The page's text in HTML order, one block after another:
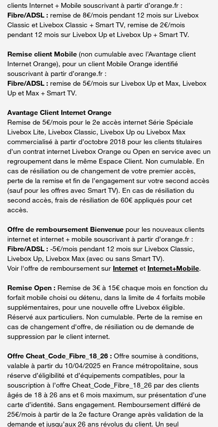
clients Internet + Mobile souscrivant à partir d’orange.fr :
Fibre/ADSL : remise de 8€/mois pendant 12 mois sur Livebox
Classic et Livebox Classic + Smart TV, remise de 2€/mois
pendant 12 mois sur Livebox Up et Livebox Up + Smart TV.
Remise client Mobile (non cumulable avec l’Avantage client
Internet Orange), pour un client Mobile Orange identifié
souscrivant à partir d’orange.fr :
Fibre/ADSL : remise de 5€/mois sur Livebox Up et Max, Livebox
Up et Max + Smart TV.
Avantage Client Internet Orange
Remise de 5€/mois pour le 2e accès internet Série Spéciale
Livebox Lite, Livebox Classic, Livebox Up ou Livebox Max
commercialisé à partir d’octobre 2018 pour les clients titulaires
d’un contrat internet Livebox Orange ou Open en service avec un
regroupement dans le même Espace Client. Non cumulable. En
cas de résiliation ou de changement de votre premier accès,
perte de la remise et fin de l’engagement sur votre second accès
(sauf pour les offres avec Smart TV). En cas de résiliation du
second accès, frais de résiliation de 60€ appliqués pour cet
accès.
Offre de remboursement Bienvenue pour les nouveaux clients
internet et internet + mobile souscrivant à partir d’orange.fr :
Fibre/ADSL : -5€/mois pendant 12 mois sur Livebox Classic,
Livebox Up, Livebox Max (avec ou sans Smart TV).
Voir l'offre de remboursement sur Internet et Internet+Mobile.
Remise Open : Remise de 3€ à 15€ chaque mois en fonction du
forfait mobile choisi ou détenu, dans la limite de 4 forfaits mobile
supplémentaires, pour une nouvelle offre Livebox éligible.
Réservé aux particuliers. Non cumulable. Perte de la remise en
cas de changement d'offre, de résiliation ou de demande de
suppression par le client internet.
Offre Cheat_Code_Fibre_18_26 : Offre soumise à conditions,
valable à partir du 10/04/2025 en France métropolitaine, sous
réserve d’éligibilité et d’équipements compatibles, pour la
souscription à l’offre Cheat_Code_Fibre_18_26 par des clients
âgés de 18 à 26 ans et 6 mois maximum, sur présentation d’une
carte d’identité. Sans engagement. Remboursement différé de
25€/mois à partir de la 2e facture Orange après validation de la
demande et jusqu’aux 26 ans révolus du client. Un seul